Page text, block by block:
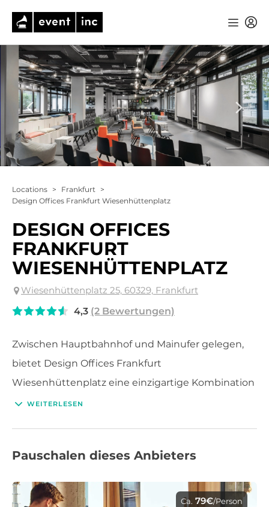
Locations > Frankfurt >
Design Offices Frankfurt Wiesenhüttenplatz
DESIGN OFFICES
FRANKFURT
WIESENHÜTTENPLATZ
Wiesenhüttenplatz 25, 60329, Frankfurt
4,3 (2 Bewertungen)
Zwischen Hauptbahnhof und Mainufer gelegen,
bietet Design Offices Frankfurt
Wiesenhüttenplatz eine einzigartige Kombination
aus historischer Architektur und modernem
flexible Meetingflächen und das lichtdurchflutete
Formate und fokussierte Zusammenarbeit. Die
WEITERLESEN
Pauschalen dieses Anbieters
Ca. 79€/Person